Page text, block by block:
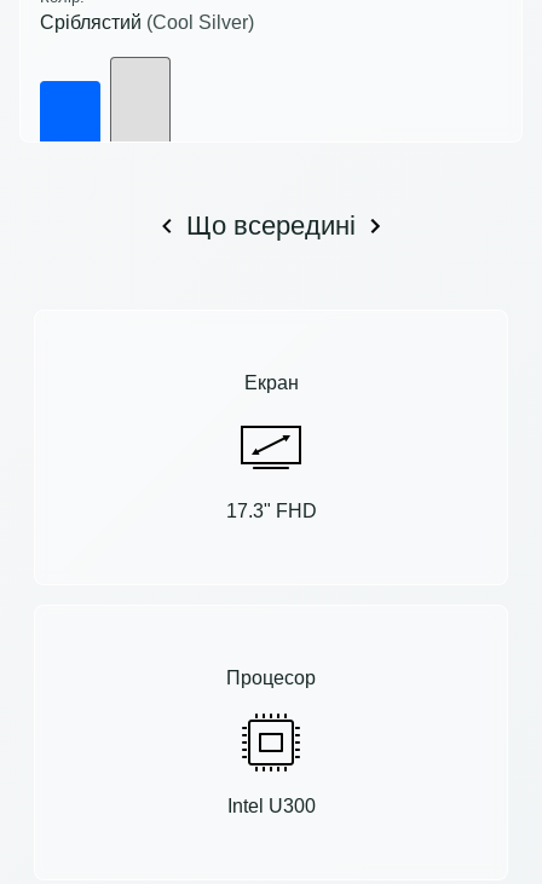
Сріблястий (Cool Silver)
Що всередині
Екран
17.3" FHD
Процесор
Intel U300